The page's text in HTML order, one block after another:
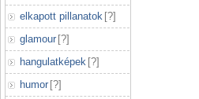
elkapott pillanatok [?]
glamour [?]
hangulatképek [?]
humor [?]